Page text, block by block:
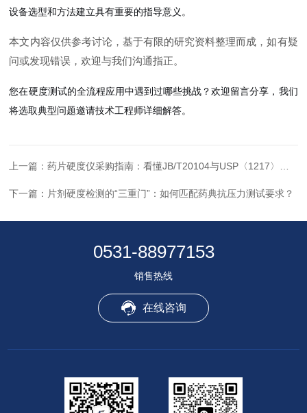
设备选型和方法建立具有重要的指导意义。
本文内容仅供参考讨论，基于有限的研究资料整理而成，如有疑
问或发现错误，欢迎与我们沟通指正。
您在硬度测试的全流程应用中遇到过哪些挑战？欢迎留言分享，我们
将选取典型问题邀请技术工程师详细解答。
上一篇：药片硬度仪采购指南：看懂JB/T20104与USP〈1217〉的关键指标
下一篇： 片剂硬度检测的“三重门”：如何匹配药典抗压力测试要求？
0531-88977153
销售热线
在线咨询